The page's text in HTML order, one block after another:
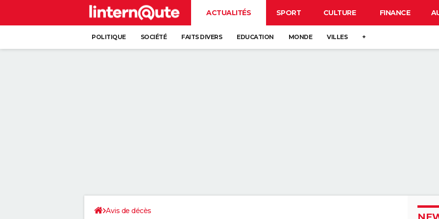
ACTUALITÉS SPORT CULTURE FINANCE
POLITIQUE SOCIÉTÉ FAITS DIVERS EDUCATION MONDE VILLES +
Avis de décès